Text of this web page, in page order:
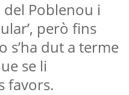
Poblenou i
però fins
s’ha dut a terme
se li
favors.